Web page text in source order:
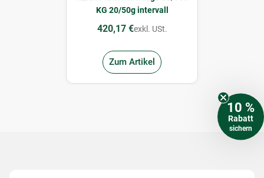
KG 20/50g intervall
420,17 €exkl. USt.
Zum Artikel
10 %
Rabatt
sichern